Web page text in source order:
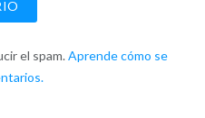
el spam.Aprende cómo se